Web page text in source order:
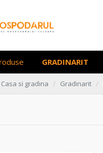
GRADINARIT
Casa si gradina Gradinarit